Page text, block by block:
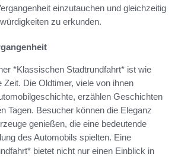
einzutauchen und gleichzeitig
zu erkunden.
*Klassischen Stadtrundfahrt* ist wie
Zeit. Die Oldtimer, viele von ihnen
erzählen Geschichten
Tagen. Besucher können die Eleganz
genießen, die eine bedeutende
des Automobils spielten. Eine
bietet nicht nur einen Einblick in